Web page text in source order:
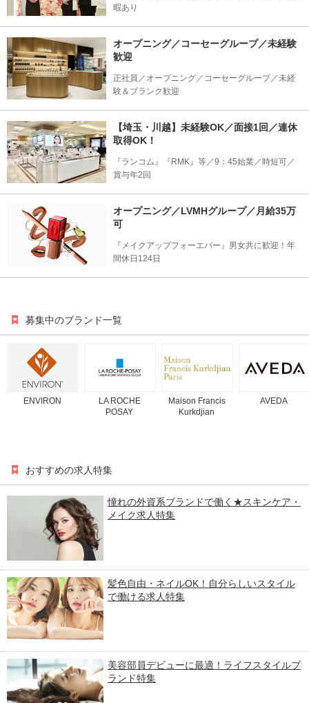
暇あり
オープニング／コーセーグループ／未経験
歓迎
正社員／オープニング／コーセーグループ／未経
験＆ブランク歓迎
【埼玉・川越】未経験OK／面接1回／連休
取得OK！
『ランコム』『RMK』等／9：45始業／時短可／
賞与年2回
オープニング／LVMHグループ／月給35万
可
『メイクアップフォーエバー』男女共に歓迎！年
間休日124日
募集中のブランド一覧
ENVIRON
LA ROCHE
POSAY
Maison Francis
Kurkdjian
AVEDA
おすすめの求人特集
憧れの外資系ブランドで働く★スキンケア・
メイク求人特集
髪色自由・ネイルOK！自分らしいスタイル
で働ける求人特集
美容部員デビューに最適！ライフスタイルブ
ランド特集